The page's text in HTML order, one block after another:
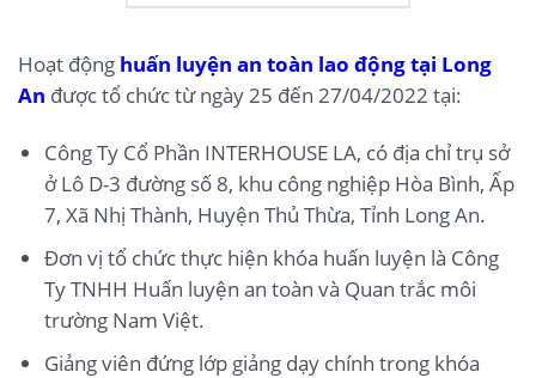
Hoạt động huấn luyện an toàn lao động tại Long
An được tổ chức từ ngày 25 đến 27/04/2022 tại:
Công Ty Cổ Phần INTERHOUSE LA, có địa chỉ trụ sở
ở Lô D-3 đường số 8, khu công nghiệp Hòa Bình, Ấp
7, Xã Nhị Thành, Huyện Thủ Thừa, Tỉnh Long An.
Đơn vị tổ chức thực hiện khóa huấn luyện là Công
Ty TNHH Huấn luyện an toàn và Quan trắc môi
trường Nam Việt.
Giảng viên đứng lớp giảng dạy chính trong khóa